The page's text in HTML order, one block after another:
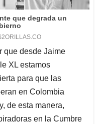
que desde Jaime
XL estamos
para que las
en Colombia
de esta manera,
en la Cumbre